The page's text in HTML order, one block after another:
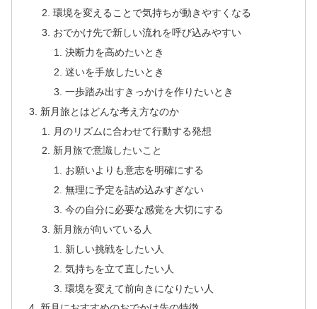
環境を変えることで気持ちが動きやすくなる
おでかけ先で新しい流れを呼び込みやすい
決断力を高めたいとき
迷いを手放したいとき
一歩踏み出すきっかけを作りたいとき
新月旅とはどんな考え方なのか
月のリズムに合わせて行動する発想
新月旅で意識したいこと
お願いよりも意志を明確にする
無理に予定を詰め込みすぎない
今の自分に必要な感覚を大切にする
新月旅が向いている人
新しい挑戦をしたい人
気持ちを立て直したい人
環境を変えて前向きになりたい人